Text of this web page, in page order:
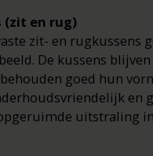
(zit en rug)
zit- en rugkussens
De kussens
goed hun
en
uitstraling